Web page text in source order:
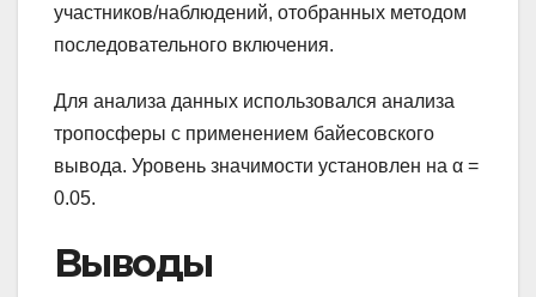
участников/наблюдений, отобранных методом
последовательного включения.
Для анализа данных использовался анализа
тропосферы с применением байесовского
вывода. Уровень значимости установлен на α =
0.05.
Выводы